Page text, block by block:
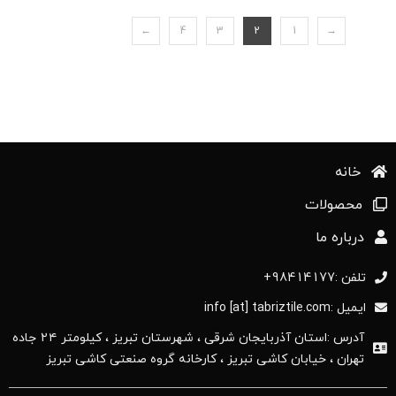
→
1
2
3
4
←
خانه
محصولات
درباره ما
تلفن :98414177+
ایمیل :info [at] tabriztile.com
آدرس :استان آذربایجان ‌شرقی ، شهرستان تبریز ، کیلومتر ۲۴ جاده
تهران ، خیابان کاشی تبریز ، کارخانه گروه صنعتی کاشی تبریز